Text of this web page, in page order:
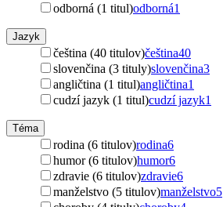
odborná (1 titul)odborná1
Jazyk
čeština (40 titulov)čeština40
slovenčina (3 tituly)slovenčina3
angličtina (1 titul)angličtina1
cudzí jazyk (1 titul)cudzí jazyk1
Téma
rodina (6 titulov)rodina6
humor (6 titulov)humor6
zdravie (6 titulov)zdravie6
manželstvo (5 titulov)manželstvo5